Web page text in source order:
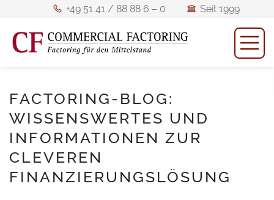
+49
41
88
6
–
0
+49 51 41 / 88 88 6 – 0
Seit
Seit 1999
Mitglied
des
Mitglied des BFM
FACTORING-BLOG:
WISSENSWERTES UND
INFORMATIONEN ZUR
CLEVEREN
FINANZIERUNGSLÖSUNG